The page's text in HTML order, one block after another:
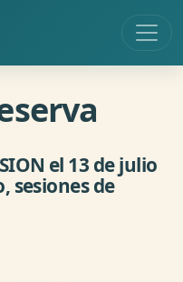
el 13 de julio
sesiones de